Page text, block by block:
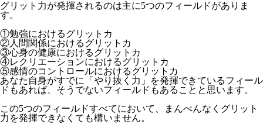
グリット力が発揮されるのは主に5つのフィールドがありま
す。
①勉強におけるグリットカ
②人間関係におけるグリットカ
③心身の健康におけるグリットカ
④レクリエーションにおけるグリットカ
⑤感情のコントロールにおけるグリットカ
あなた自身がすでに「やり抜く力」を発揮できているフィール
ドもあれば、そうでないフィールドもあることと思います。
この5つのフィールドすべてにおいて、まんべんなくグリット
力を発揮できなくても構いません。